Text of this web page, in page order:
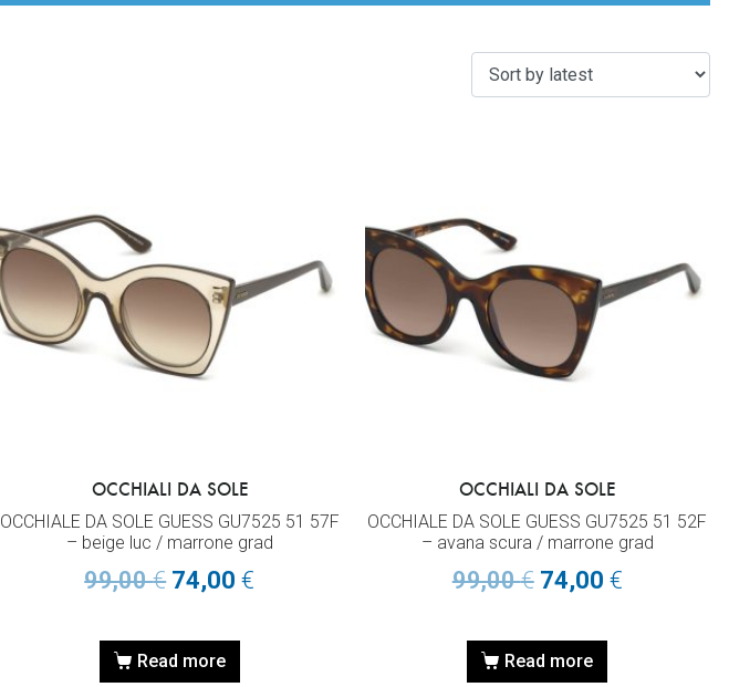
OCCHIALI DA SOLE
OCCHIALE DA SOLE GUESS GU7525 51 57F
– beige luc / marrone grad
99,00€ 74,00€
Read more
OCCHIALI DA SOLE
OCCHIALE DA SOLE GUESS GU7525 51 52F
– avana scura / marrone grad
99,00€ 74,00 €
Read more